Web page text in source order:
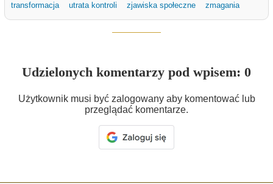
transformacja
utrata kontroli zjawiska społeczne zmagania
Udzielonych komentarzy pod wpisem: 0
Użytkownik musi być zalogowany aby komentować lub
przeglądać komentarze.